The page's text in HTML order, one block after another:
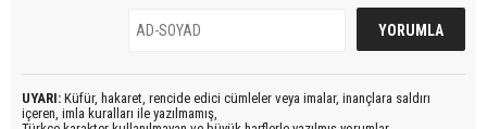
UYARI: Küfür, hakaret, rencide edici cümleler veya imalar, inançlara saldırı
içeren, imla kuralları ile yazılmamış,